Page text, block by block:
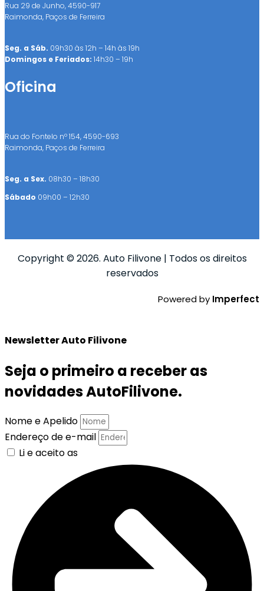
Rua 29 de Junho, 4590-917
Raimonda, Paços de Ferreira
Seg. a Sáb. 09h30 às 12h – 14h às 19h
Domingos e Feriados: 14h30 – 19h
Oficina
Rua do Fontelo nº 154, 4590-693
Raimonda, Paços de Ferreira
Seg. a Sex. 08h30 – 18h30
Sábado 09h00 – 12h30
Copyright © 2026. Auto Filivone | Todos os direitos
reservados
Powered by Imperfect
Newsletter Auto Filivone
Seja o primeiro a receber as
novidades AutoFilivone.
Nome e Apelido
Endereço de e-mail
Li e aceito as